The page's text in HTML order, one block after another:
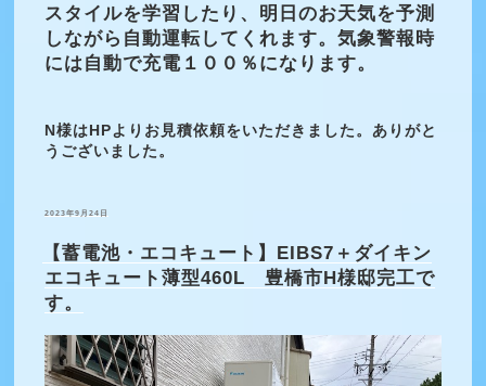
スタイルを学習したり、明日のお天気を予測
しながら自動運転してくれます。気象警報時
には自動で充電１００％になります。
N様はHPよりお見積依頼をいただきました。ありがと
うございました。
投
2023年9月24日
【蓄電池・エコキュート】EIBS7＋ダイキン
エコキュート薄型460L 豊橋市H様邸完工で
す。